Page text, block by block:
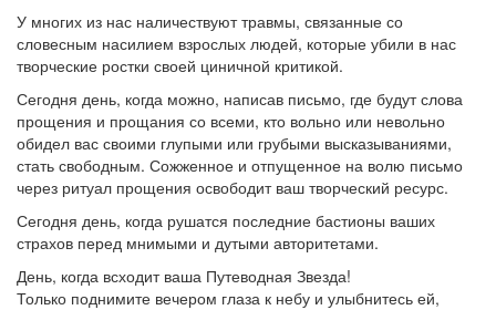
У многих из нас наличествуют травмы, связанные со
словесным насилием взрослых людей, которые убили в нас
творческие ростки своей циничной критикой.
Сегодня день, когда можно, написав письмо, где будут слова
прощения и прощания со всеми, кто вольно или невольно
обидел вас своими глупыми или грубыми высказываниями,
стать свободным. Сожженное и отпущенное на волю письмо
через ритуал прощения освободит ваш творческий ресурс.
Сегодня день, когда рушатся последние бастионы ваших
страхов перед мнимыми и дутыми авторитетами.
День, когда всходит ваша Путеводная Звезда!
Только поднимите вечером глаза к небу и улыбнитесь ей,